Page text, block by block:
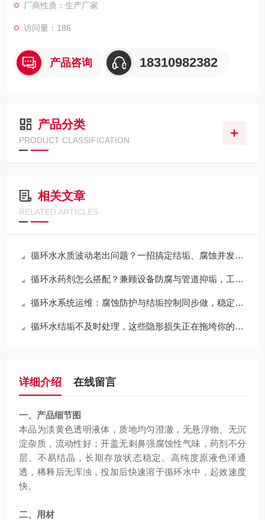
厂商性质：生产厂家
访问量：186
产品咨询 18310982382
产品分类
PRODUCT CLASSIFICATION
相关文章
RELATED ARTICLES
循环水水质波动老出问题？一招搞定结垢、腐蚀并发难题
循环水药剂怎么搭配？兼顾设备防腐与管道抑垢，工厂运维通用干货
循环水系统运维：腐蚀防护与结垢控制同步做，稳定运行更省心
循环水结垢不及时处理，这些隐形损失正在拖垮你的设备与成本
详细介绍 在线留言
一、产品细节图
本品为淡黄色透明液体，质地均匀澄澈，无悬浮物、无沉
淀杂质，流动性好；开盖无刺鼻强腐蚀性气味，药剂不分
层、不易结晶，长期存放状态稳定。高纯度原液色泽通
透，稀释后无浑浊，投加后快速溶于循环水中，起效速度
快。
二、用材